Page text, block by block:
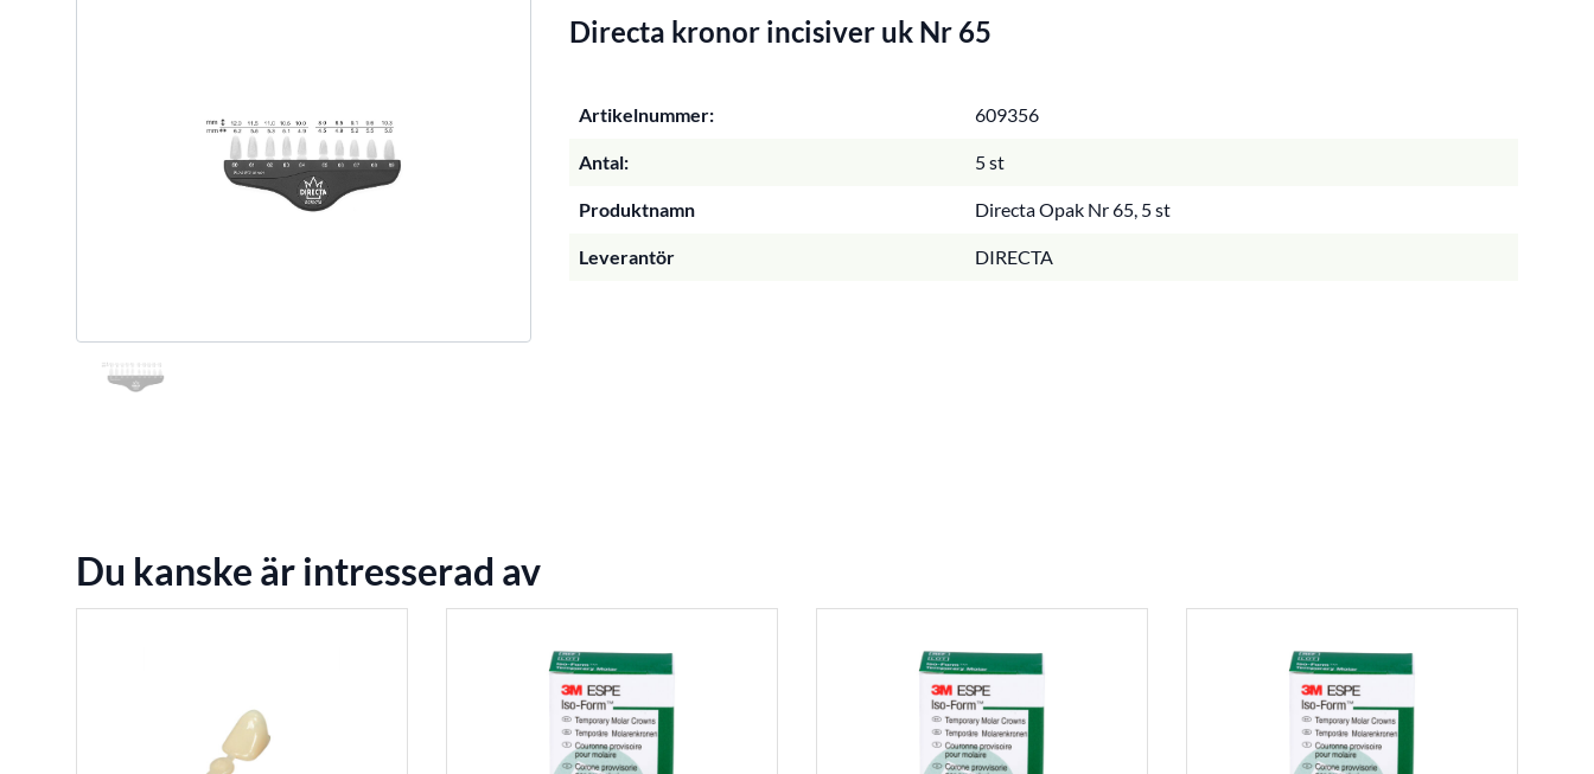
Directa kronor incisiver uk Nr 65
Artikelnummer: 609356
Antal: 5 st
Produktnamn Directa Opak Nr 65, 5 st
Leverantör DIRECTA
Du kanske är intresserad av